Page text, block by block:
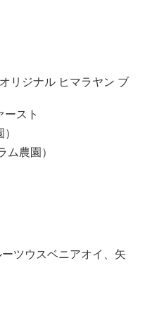
リジナル ヒマラヤン ブ
ースト
ム農園）
ツウスベニアオイ、矢